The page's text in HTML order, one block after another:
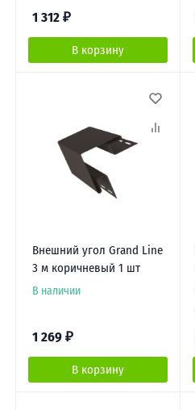
1 312 ₽
В корзину
Внешний угол Grand Line
3 м коричневый 1 шт
В наличии
1 269 ₽
В корзину